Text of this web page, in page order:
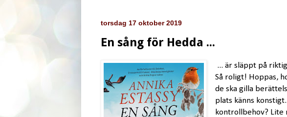
torsdag 17 oktober 2019
En sång för Hedda ...
... är släppt på
Så roligt! Hoppas,
de ska gilla
plats känns
kontrollbehov? Lite